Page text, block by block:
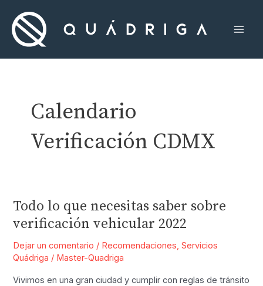
contenido
Calendario
Verificación CDMX
Todo lo que necesitas saber sobre
verificación vehicular 2022
Dejar un comentario / Recomendaciones,Servicios
Quádriga / Master-Quadriga
Vivimos en una gran ciudad y cumplir con reglas de tránsito